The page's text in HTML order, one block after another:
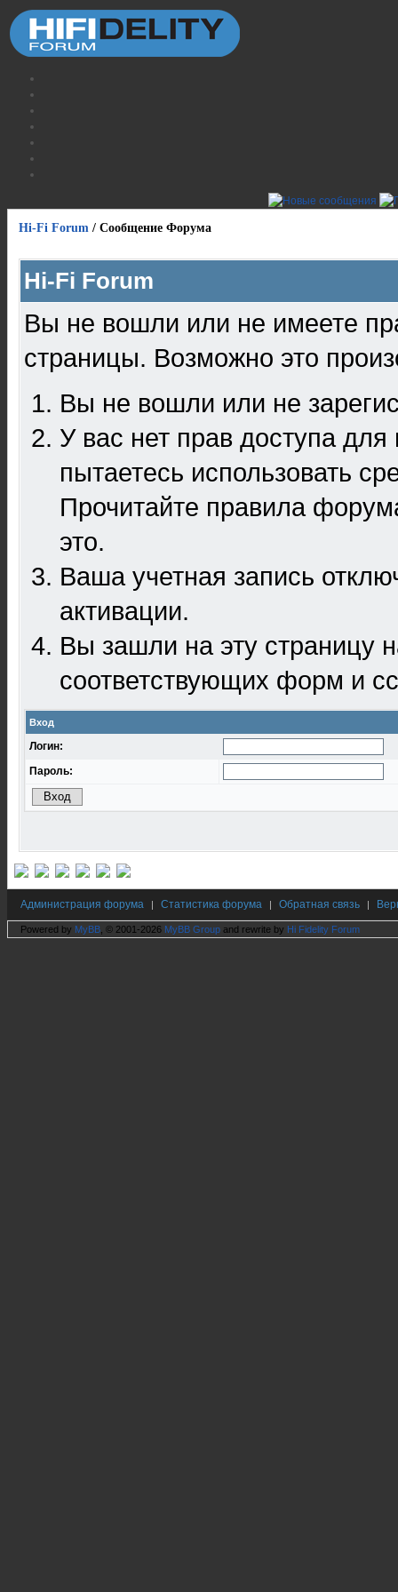
Hi-Fi Forum / Сообщение Форума
Hi-Fi Forum
Вы не вошли или не имеете
страницы. Возможно это
Вы не вошли или не
У вас нет прав доступа
пытаетесь использовать
Прочитайте правила
это.
Ваша учетная запись
активации.
Вы зашли на эту
соответствующих форм и
Вход
Логин:
Пароль:
Администрация форума | Статистика форума | Обратная связь |
Powered by MyBB , © 2001-2026 MyBB Group and rewrite by Hi Fidelity Forum